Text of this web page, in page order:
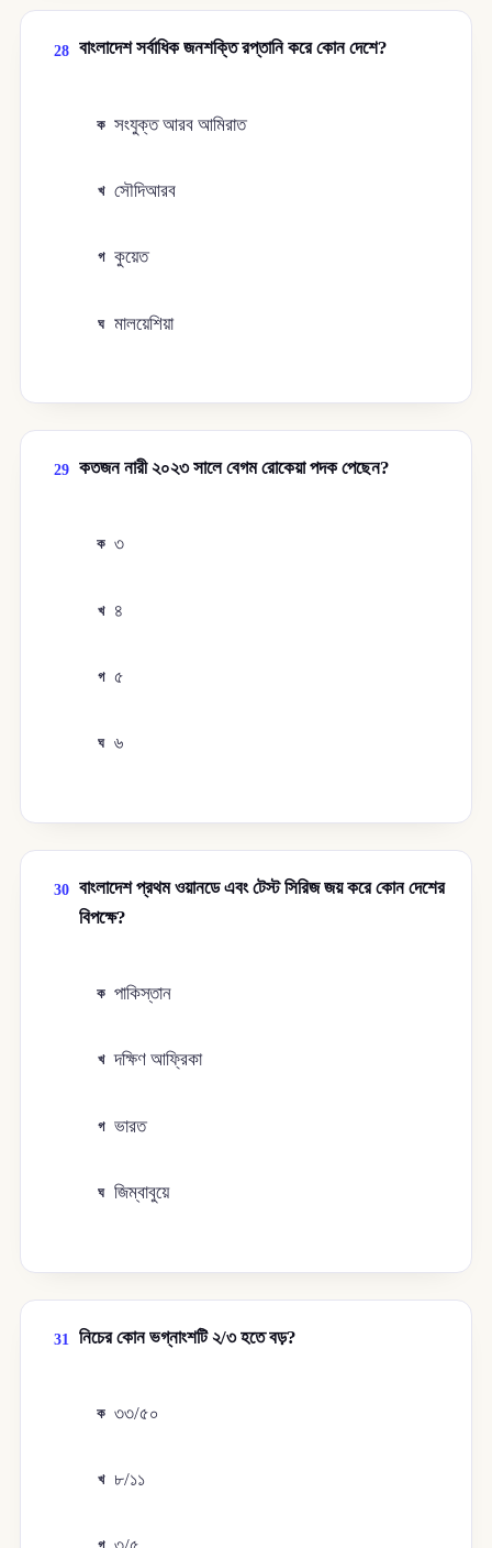
28 বাংলাদেশ সর্বাধিক জনশক্তি রপ্তানি করে কোন দেশে?
ক সংযুক্ত আরব আমিরাত
খ সৌদিআরব
গ কুয়েত
ঘ মালয়েশিয়া
29 কতজন নারী ২০২৩ সালে বেগম রোকেয়া পদক পেছেন?
ক ৩
খ ৪
গ ৫
ঘ ৬
30 বাংলাদেশ প্রথম ওয়ানডে এবং টেস্ট সিরিজ জয় করে কোন দেশের
বিপক্ষে?
ক পাকিস্তান
খ দক্ষিণ আফ্রিকা
গ ভারত
ঘ জিম্বাবুয়ে
31 নিচের কোন ভগ্নাংশটি ২/৩ হতে বড়?
ক ৩৩/৫০
খ ৮/১১